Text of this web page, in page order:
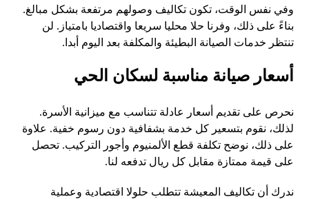
وفي نفس الوقت، تكون تكاليف وصولهم مرتفعة بشكل مبالغ.
بناءً على ذلك، وفرنا حلا محليا سريعا واقتصاديا بامتياز. لن
تنتظر خدمات الصيانة البطيئة والمكلفة بعد اليوم أبدا.
أسعار صيانة مناسبة لسكان الحي
نحرص على تقديم أسعار عادلة تتناسب مع ميزانية الأسرة.
لذلك، نقوم بتسعير كل خدمة بشفافية دون رسوم خفية. علاوة
على ذلك، نوضح تكلفة قطع الألمنيوم وأجور التركيب. تحصل
على قيمة ممتازة مقابل كل ريال تدفعه لنا.
ندرك أن تكاليف المعيشة تتطلب حلولا اقتصادية وعملية